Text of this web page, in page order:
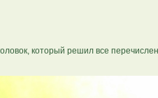
который решил все